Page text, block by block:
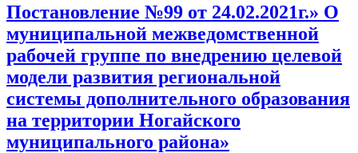
Постановление №99 от 24.02.2021г.» О
муниципальной межведомственной
рабочей группе по внедрению целевой
модели развития региональной
системы дополнительного образования
на территории Ногайского
муниципального района»